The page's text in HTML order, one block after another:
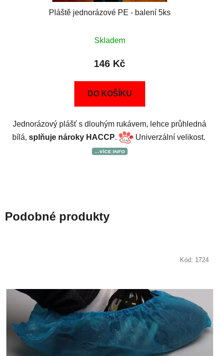
Pláště jednorázové PE - balení 5ks
Skladem
146 Kč
DO KOŠÍKU
Jednorázový plášť s dlouhým rukávem, lehce průhledná
bílá, splňuje nároky HACCP. Univerzální velikost.
Podobné produkty
Kód: 1724